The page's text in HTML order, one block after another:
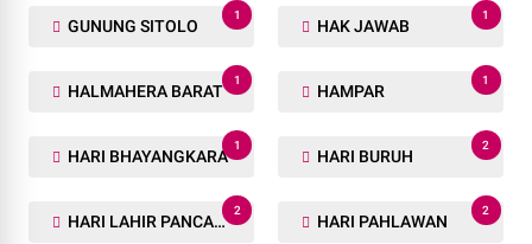
GUNUNG SITOLO
1
HAK JAWAB
1
HALMAHERA BARAT
1
HAMPAR
1
HARI BHAYANGKARA
1
HARI BURUH
2
HARI LAHIR PANCASILA
2
HARI PAHLAWAN
2